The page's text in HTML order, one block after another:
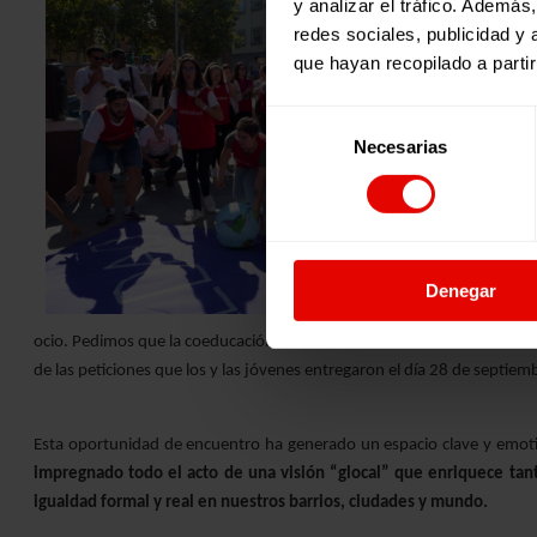
y analizar el tráfico.
redes sociales, publicidad y
que hayan recopilado a
de
consentimiento
Necesarias
Denegar
ocio. Pedimos que la coeducación se establezca de manera
de las peticiones que los y las jóvenes entregaron el día 28 de
Esta oportunidad de encuentro ha generado un espacio clave y
impregnado todo el acto de una visión “glocal” que enriquece
igualdad formal y real en nuestros barrios, ciudades y mundo.